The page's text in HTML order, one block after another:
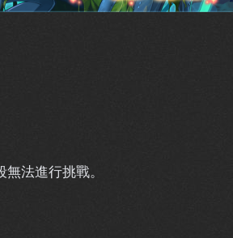
法進行挑戰。